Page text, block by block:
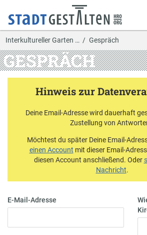
Interkultureller Garten … Gespräch
GESPRÄCH
Hinweis zur
Deine Email-Adresse wird dauerhaft
Zustellung von
Möchtest du später Deine Email-
einen Account mit dieser Email-
diesen Account anschließend. Oder
Nachricht.
E-Mail-Adresse